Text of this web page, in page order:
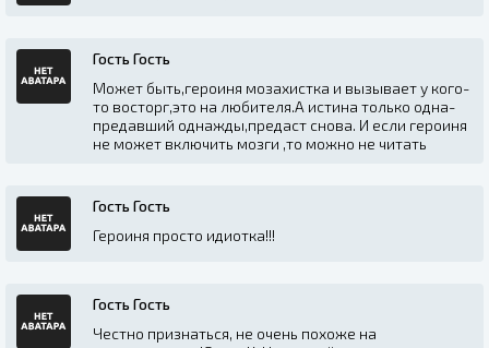
Гость Гость
Может быть,героиня мозахистка и вызывает у кого-
то восторг,это на любителя.А истина только одна-
предавший однажды,предаст снова. И если героиня
не может включить мозги ,то можно не читать
Гость Гость
Героиня просто идиотка!!!
Гость Гость
Честно признаться, не очень похоже на